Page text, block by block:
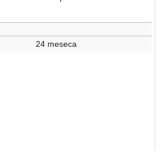
24 meseca